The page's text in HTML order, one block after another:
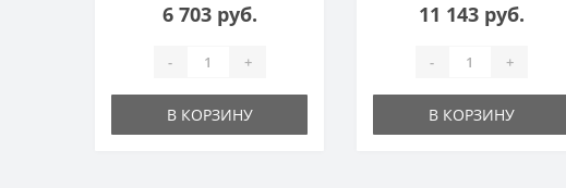
6 703 руб.
- +
В КОРЗИНУ
11 143 руб.
- +
В КОРЗИНУ